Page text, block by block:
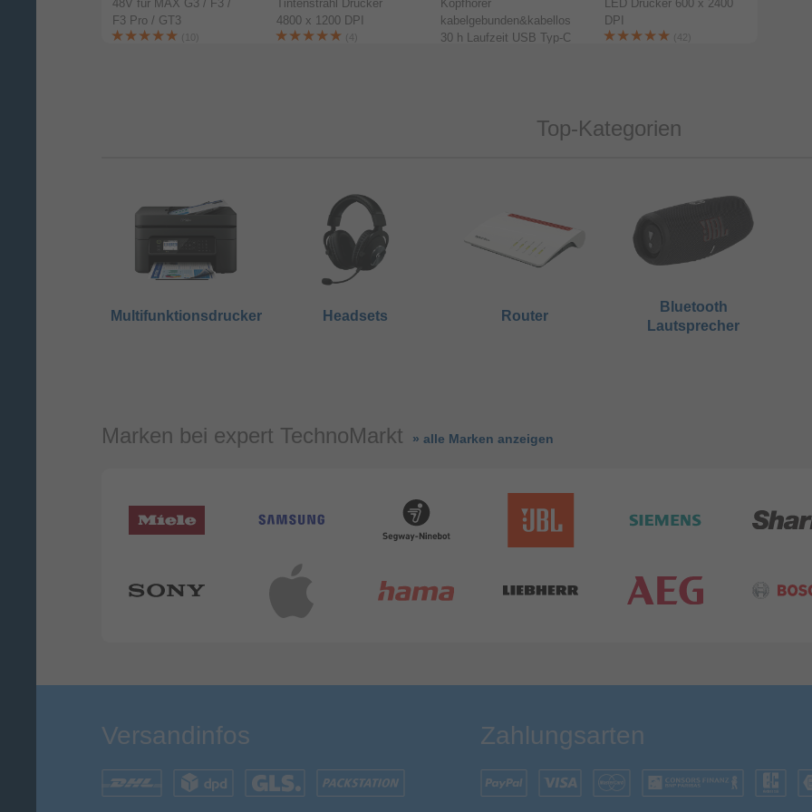
48V für MAX G3 / F3 /
F3 Pro / GT3
(10)
Tintenstrahl Drucker
4800 x 1200 DPI
(4)
Kopfhörer
kabelgebunden&kabellos
30 h Laufzeit USB Typ-C
LED Drucker 600 x 2400
DPI
(42)
Top-Kategorien
Multifunktionsdrucker Headsets Router
Bluetooth
Lautsprecher
Marken bei expert TechnoMarkt » alle Marken anzeigen
Versandinfos Zahlungsarten